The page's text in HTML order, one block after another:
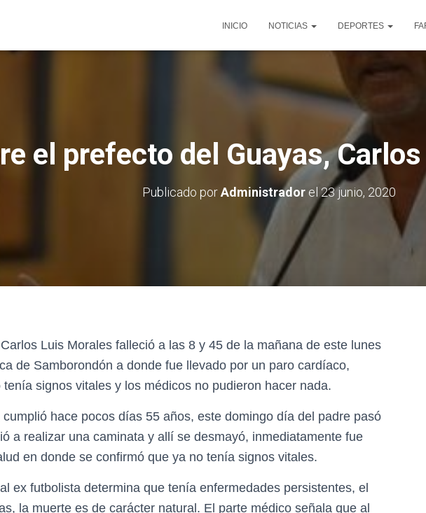
INICIO NOTICIAS DEPORTES
el prefecto del Guayas,
Publicado porAdministrador el23 junio, 2020
Luis Morales falleció a las 8 y 45 de la mañana de este lunes
de Samborondón a donde fue llevado por un paro cardíaco,
tenía signos vitales y los médicos no pudieron hacer nada.
hace pocos días 55 años, este domingo día del padre pasó
a realizar una caminata y allí se desmayó, inmediatamente fue
en donde se confirmó que ya no tenía signos vitales.
ex futbolista determina que tenía enfermedades persistentes, el
la muerte es de carácter natural. El parte médico señala que al